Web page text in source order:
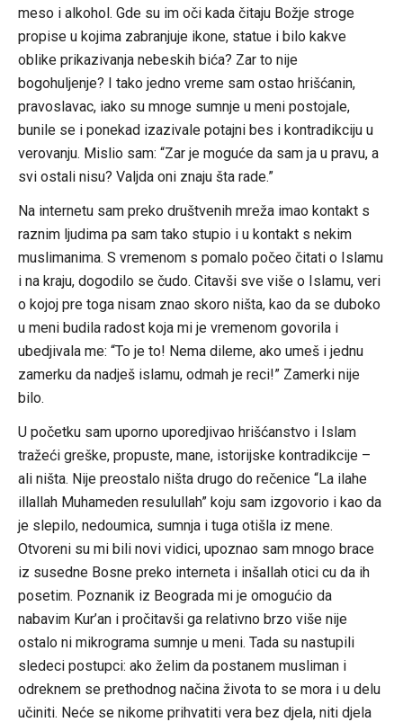
meso i alkohol. Gde su im oči kada čitaju Božje stroge
propise u kojima zabranjuje ikone, statue i bilo kakve
oblike prikazivanja nebeskih bića? Zar to nije
bogohuljenje? I tako jedno vreme sam ostao hrišćanin,
pravoslavac, iako su mnoge sumnje u meni postojale,
bunile se i ponekad izazivale potajni bes i kontradikciju u
verovanju. Mislio sam: “Zar je moguće da sam ja u pravu, a
svi ostali nisu? Valjda oni znaju šta rade.”
Na internetu sam preko društvenih mreža imao kontakt s
raznim ljudima pa sam tako stupio i u kontakt s nekim
muslimanima. S vremenom s pomalo počeo čitati o Islamu
i na kraju, dogodilo se čudo. Citavši sve više o Islamu, veri
o kojoj pre toga nisam znao skoro ništa, kao da se duboko
u meni budila radost koja mi je vremenom govorila i
ubedjivala me: “To je to! Nema dileme, ako umeš i jednu
zamerku da nadješ islamu, odmah je reci!” Zamerki nije
bilo.
U početku sam uporno uporedjivao hrišćanstvo i Islam
tražeći greške, propuste, mane, istorijske kontradikcije –
ali ništa. Nije preostalo ništa drugo do rečenice “La ilahe
illallah Muhameden resulullah” koju sam izgovorio i kao da
je slepilo, nedoumica, sumnja i tuga otišla iz mene.
Otvoreni su mi bili novi vidici, upoznao sam mnogo brace
iz susedne Bosne preko interneta i inšallah otici cu da ih
posetim. Poznanik iz Beograda mi je omogućio da
nabavim Kur’an i pročitavši ga relativno brzo više nije
ostalo ni mikrograma sumnje u meni. Tada su nastupili
sledeci postupci: ako želim da postanem musliman i
odreknem se prethodnog načina života to se mora i u delu
učiniti. Neće se nikome prihvatiti vera bez djela, niti djela